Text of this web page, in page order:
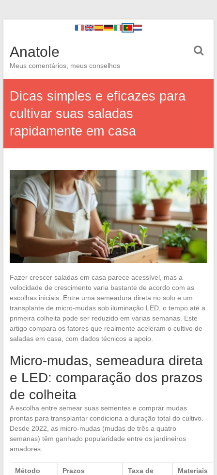
Anatole
Meus comentários, meus conselhos
Dicas simples e eficazes para
cultivar suas saladas
rapidamente em casa
Fazer crescer saladas em casa parece acessível, mas a
velocidade de crescimento varia bastante de acordo com as
escolhas iniciais. Entre uma semeadura direta no solo e um
transplante de micro-mudas sob iluminação LED, o tempo até a
primeira colheita pode ser reduzido em várias semanas. Este
artigo compara os fatores que realmente aceleram o cultivo de
saladas em casa, com dados técnicos a apoio.
Micro-mudas, semeadura direta
e LED: comparação dos prazos
de colheita
A escolha entre semear suas sementes e comprar mudas
prontas para transplantar condiciona a duração total do cultivo.
Desde 2022, as micro-mudas (mudas de três a quatro
semanas) têm ganhado popularidade entre os jardineiros
amadores.
Método
Prazos
Taxa de
Materiais